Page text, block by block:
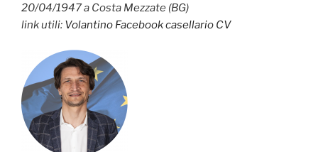
20/04/1947 a Costa Mezzate (BG)
link utili: Volantino Facebookcasellario CV